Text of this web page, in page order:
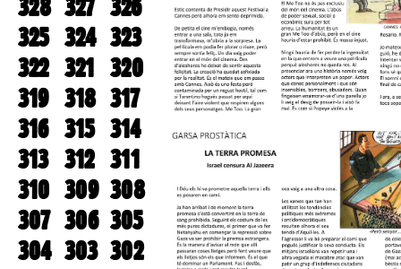
328 327 326
325 324 323
322 321 320
319 318 317
316 315 314
313 312 311
310 309 308
307 306 305
304 303 302